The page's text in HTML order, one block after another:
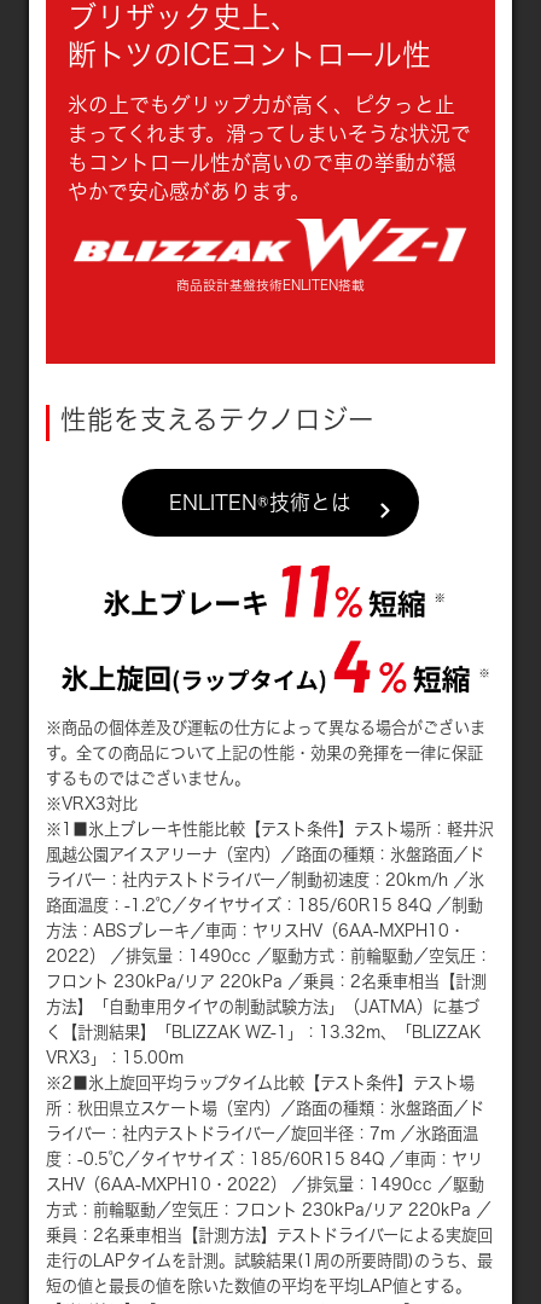
ブリザック史上、
断トツのICEコントロール性
氷の上でもグリップ力が高く、ピタっと止
まってくれます。滑ってしまいそうな状況で
もコントロール性が高いので車の挙動が穏
やかで安心感があります。
商品設計基盤技術ENLITEN搭載
性能を支えるテクノロジー
ENLITEN®技術とは
※商品の個体差及び運転の仕方によって異なる場合がございま
す。全ての商品について上記の性能・効果の発揮を一律に保証
するものではございません。
※VRX3対比
※1■氷上ブレーキ性能比較【テスト条件】テスト場所：軽井沢
風越公園アイスアリーナ（室内）／路面の種類：氷盤路面／ド
ライバー：社内テストドライバー／制動初速度：20km/h ／氷
路面温度：-1.2℃／タイヤサイズ：185/60R15 84Q ／制動
方法：ABSブレーキ／車両：ヤリスHV（6AA-MXPH10・
2022） ／排気量：1490cc ／駆動方式：前輪駆動／空気圧：
フロント 230kPa/リア 220kPa ／乗員：2名乗車相当【計測
方法】「自動車用タイヤの制動試験方法」（JATMA）に基づ
く【計測結果】「BLIZZAK WZ-1」：13.32m、「BLIZZAK
VRX3」：15.00m
※2■氷上旋回平均ラップタイム比較【テスト条件】テスト場
所：秋田県立スケート場（室内）／路面の種類：氷盤路面／ド
ライバー：社内テストドライバー／旋回半径：7m ／氷路面温
度：-0.5℃／タイヤサイズ：185/60R15 84Q ／車両：ヤリ
スHV（6AA-MXPH10・2022） ／排気量：1490cc ／駆動
方式：前輪駆動／空気圧：フロント 230kPa/リア 220kPa ／
乗員：2名乗車相当【計測方法】テストドライバーによる実旋回
走行のLAPタイムを計測。試験結果(1周の所要時間)のうち、最
短の値と最長の値を除いた数値の平均を平均LAP値とする。